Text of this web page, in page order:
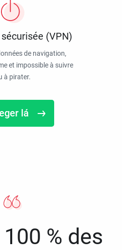
(VPN)
de navigation,
et impossible à suivre
à pirater.
lá
% des